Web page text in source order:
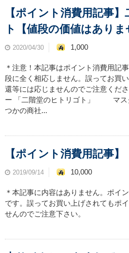
【ポイント消費用記事
ト【値段の価値はありま
2020/04/30 1,000
＊注意！本記事はポイント消費用記
段に全く相応しません。誤ってお買
還等には応じませんのでご注意くだ
ー 「二階堂のヒトリゴト」 マス
つかの商社...
【ポイント消費用記事】
2019/09/14 10,000
＊本記事に内容はありません。ポイ
です。誤ってお買い上げされてもポ
せんのでご注意下さい。